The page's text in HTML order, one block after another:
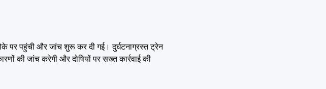
पर पहुंची और जांच शुरू कर दी गई। दुर्घटनाग्रस्त ट्रेन
की जांच करेगी और दोषियों पर सख्त कार्रवाई की